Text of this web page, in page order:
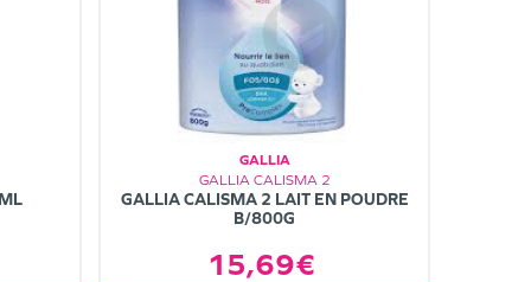
GALLIA
GALLIA CALISMA 2
GALLIA CALISMA 2 LAIT EN POUDRE
B/800G
15,69€